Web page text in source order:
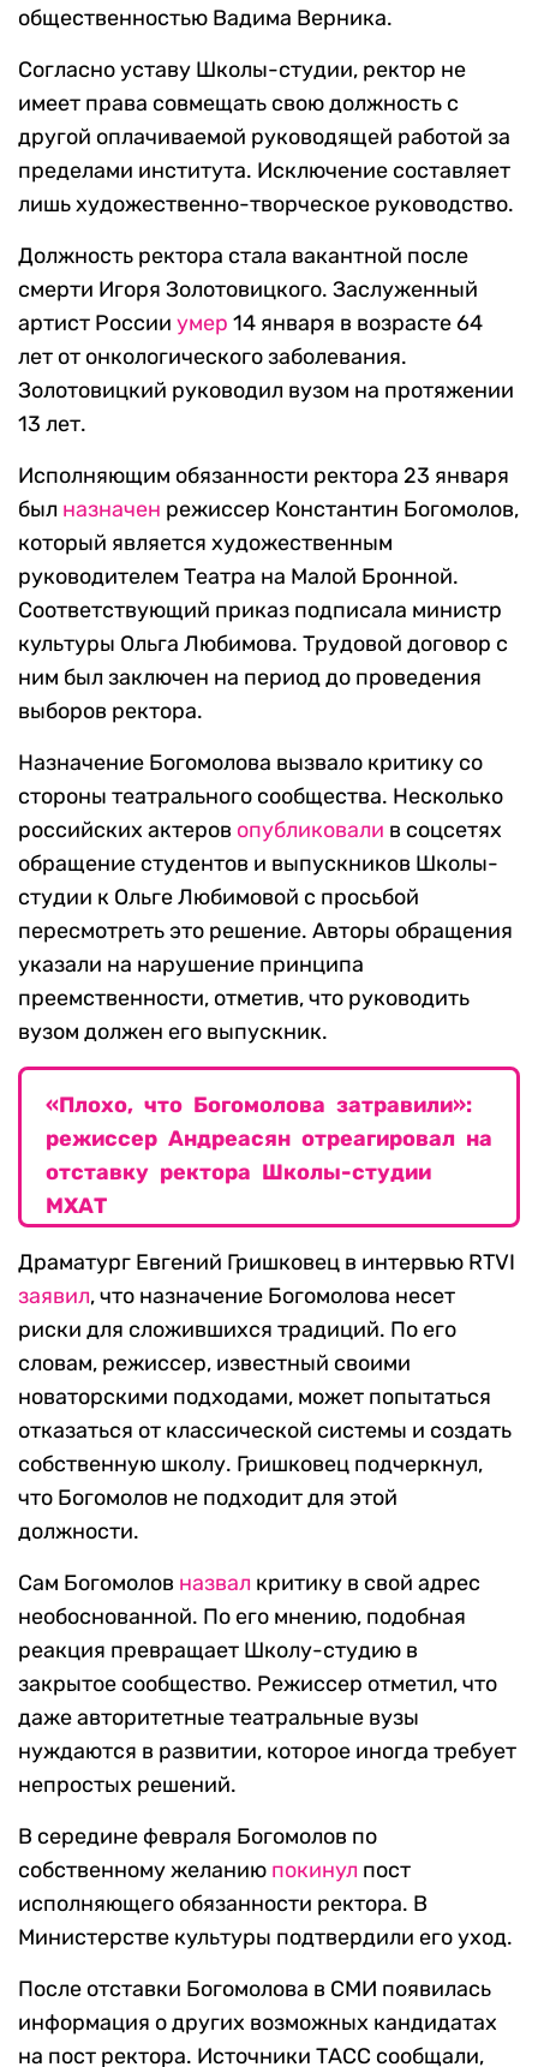
общественностью Вадима Верника.
Согласно уставу Школы-студии, ректор не
имеет права совмещать свою должность с
другой оплачиваемой руководящей работой за
пределами института. Исключение составляет
лишь художественно-творческое руководство.
Должность ректора стала вакантной после
смерти Игоря Золотовицкого. Заслуженный
артист России умер 14 января в возрасте 64
лет от онкологического заболевания.
Золотовицкий руководил вузом на протяжении
13 лет.
Исполняющим обязанности ректора 23 января
был назначен режиссер Константин Богомолов,
который является художественным
руководителем Театра на Малой Бронной.
Соответствующий приказ подписала министр
культуры Ольга Любимова. Трудовой договор с
ним был заключен на период до проведения
выборов ректора.
Назначение Богомолова вызвало критику со
стороны театрального сообщества. Несколько
российских актеров опубликовали в соцсетях
обращение студентов и выпускников Школы-
студии к Ольге Любимовой с просьбой
пересмотреть это решение. Авторы обращения
указали на нарушение принципа
преемственности, отметив, что руководить
вузом должен его выпускник.
«Плохо, что Богомолова затравили»:
режиссер Андреасян отреагировал на
отставку ректора Школы-студии
МХАТ
Драматург Евгений Гришковец в интервью RTVI
заявил, что назначение Богомолова несет
риски для сложившихся традиций. По его
словам, режиссер, известный своими
новаторскими подходами, может попытаться
отказаться от классической системы и создать
собственную школу. Гришковец подчеркнул,
что Богомолов не подходит для этой
должности.
Сам Богомолов назвал критику в свой адрес
необоснованной. По его мнению, подобная
реакция превращает Школу-студию в
закрытое сообщество. Режиссер отметил, что
даже авторитетные театральные вузы
нуждаются в развитии, которое иногда требует
непростых решений.
В середине февраля Богомолов по
собственному желанию покинул пост
исполняющего обязанности ректора. В
Министерстве культуры подтвердили его уход.
После отставки Богомолова в СМИ появилась
информация о других возможных кандидатах
на пост ректора. Источники ТАСС сообщали,